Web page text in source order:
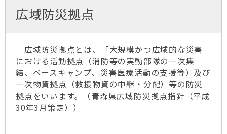
広域防災拠点
広域防災拠点とは、「大規模かつ広域的な災害
における活動拠点（消防等の実動部隊の一次集
結、ベースキャンプ、災害医療活動の支援等）及び
一次物資拠点（救援物資の中継・分配）等の防災
拠点をいいます。（青森県広域防災拠点指針（平成
30年3月策定））